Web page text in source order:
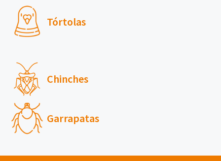
Tórtolas
Chinches
Garrapatas